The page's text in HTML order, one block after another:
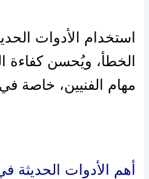
استخدام الأدوات
الخطأ، ويُحسن كفاءة
مهام الفنيين، خاصة
أهم الأدوات الحديثة